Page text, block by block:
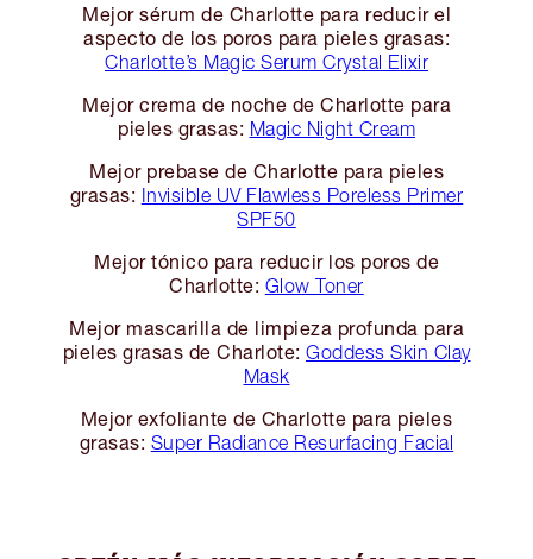
Mejor sérum de Charlotte para reducir el
aspecto de los poros para pieles grasas:
Charlotte’s Magic Serum Crystal Elixir
Mejor crema de noche de Charlotte para
pieles grasas: Magic Night Cream
Mejor prebase de Charlotte para pieles
grasas: Invisible UV Flawless Poreless Primer
SPF50
Mejor tónico para reducir los poros de
Charlotte: Glow Toner
Mejor mascarilla de limpieza profunda para
pieles grasas de Charlote: Goddess Skin Clay
Mask
Mejor exfoliante de Charlotte para pieles
grasas: Super Radiance Resurfacing Facial